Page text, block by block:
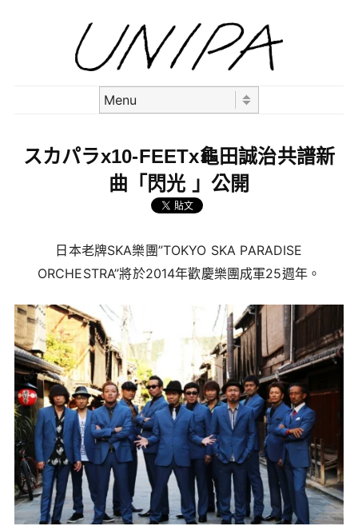
スカパラx10-FEETx龜田誠治共譜新
曲「閃光 」公開
日本老牌SKA樂團”TOKYO SKA PARADISE
ORCHESTRA”將於2014年歡慶樂團成軍25週年。